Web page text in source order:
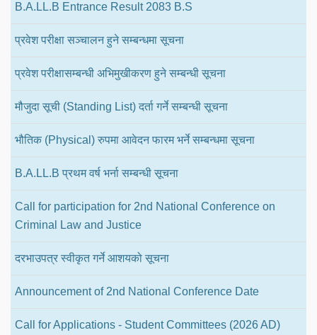
B.A.LL.B Entrance Result 2083 B.S
प्रवेश परीक्षा सञ्चालन हुने सम्बन्धमा सूचना
प्रवेश परीक्षासम्बन्धी अभिमुखीकरण हुने सम्बन्धी सूचना
मौजुदा सूची (Standing List) दर्ता गर्ने सम्बन्धी सूचना
भौतिक (Physical) रुपमा आवेदन फारम भर्ने सम्बन्धमा सूचना
B.A.LL.B प्रथम वर्ष भर्ना सम्बन्धी सूचना
Call for participation for 2nd National Conference on
Criminal Law and Justice
दरभाउपत्र स्वीकृत गर्ने आशयको सूचना
Announcement of 2nd National Conference Date
Call for Applications - Student Committees (2026 AD)